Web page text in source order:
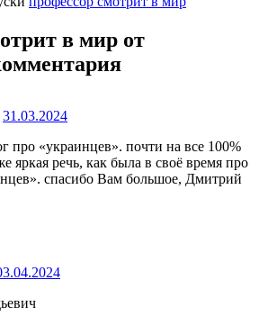
в мир от
31.03.2024
про «украинцев». почти на все 100%
яркая речь, как была в своё время про
спасибо Вам большое, Дмитрий